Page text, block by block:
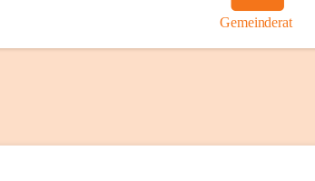
Gemeinderat